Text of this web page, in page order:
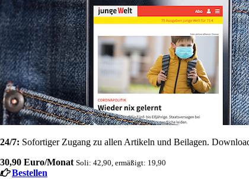
24/7: Sofortiger Zugang zu allen Artikeln und Beilagen.
30,90 Euro/Monat Soli: 42,90, ermäßigt: 19,90
Bestellen